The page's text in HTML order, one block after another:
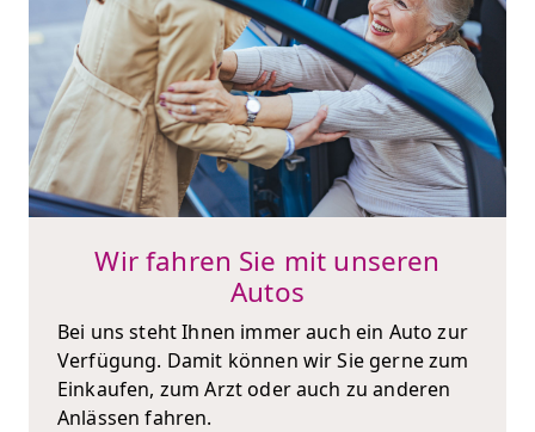
Wir fahren Sie mit unseren
Autos
Bei uns steht Ihnen immer auch ein Auto zur
Verfügung. Damit können wir Sie gerne zum
Einkaufen, zum Arzt oder auch zu anderen
Anlässen fahren.